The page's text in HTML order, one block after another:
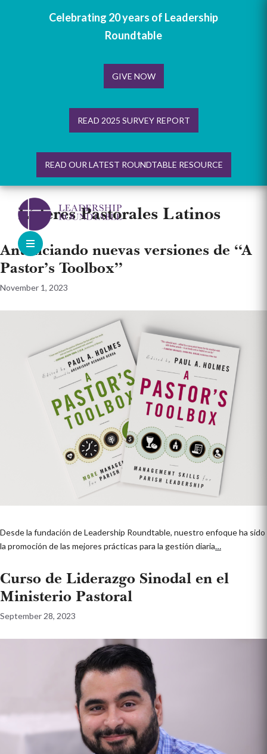
Celebrating 20 years of Leadership
Roundtable
GIVE NOW
READ 2025 SURVEY REPORT
READ OUR LATEST ROUNDTABLE RESOURCE
Skip
contentLíderes Pastorales Latinos
Anuniciando nuevas versiones de “A
Pastor’s Toolbox”
November 1, 2023
Desde la fundación de Leadership Roundtable, nuestro enfoque ha sido
la promoción de las mejores prácticas para la gestión diaria…
Curso de Liderazgo Sinodal en el
Ministerio Pastoral
September 28, 2023